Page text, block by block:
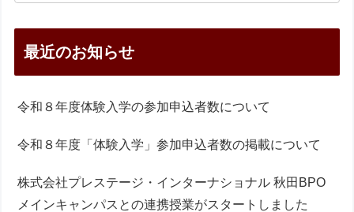
最近のお知らせ
令和８年度体験入学の参加申込者数について
令和８年度「体験入学」参加申込者数の掲載について
株式会社プレステージ・インターナショナル 秋田BPO
メインキャンパスとの連携授業がスタートしました